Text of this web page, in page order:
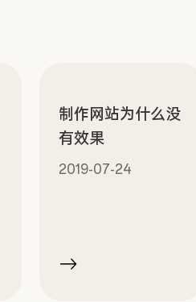
制作网站为什么没
有效果
2019-07-24